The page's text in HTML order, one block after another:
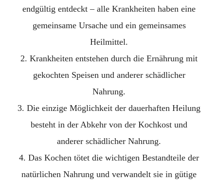
endgültig entdeckt – alle Krankheiten haben eine
gemeinsame Ursache und ein gemeinsames
Heilmittel.
Krankheiten entstehen durch die Ernährung mit
gekochten Speisen und anderer schädlicher
Nahrung.
Die einzige Möglichkeit der dauerhaften Heilung
besteht in der Abkehr von der Kochkost und
anderer schädlicher Nahrung.
Das Kochen tötet die wichtigen Bestandteile der
natürlichen Nahrung und verwandelt sie in gütige